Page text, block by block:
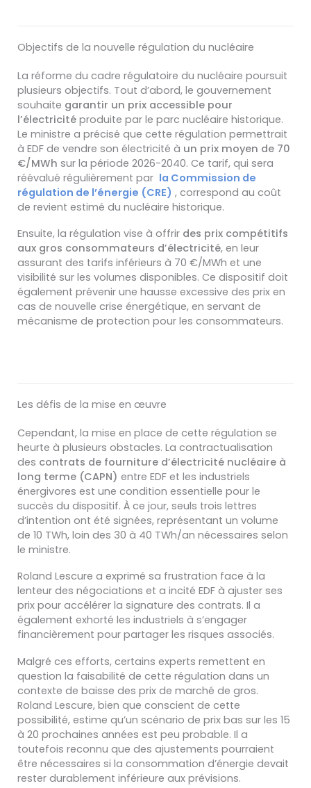
Objectifs de la nouvelle régulation du nucléaire
La réforme du cadre régulatoire du nucléaire poursuit
plusieurs objectifs. Tout d’abord, le gouvernement
souhaite garantir un prix accessible pour
l’électricité produite par le parc nucléaire historique.
Le ministre a précisé que cette régulation permettrait
à EDF de vendre son électricité à un prix moyen de 70
€/MWh sur la période 2026-2040. Ce tarif, qui sera
réévalué régulièrement par la Commission de
régulation de l’énergie (CRE) , correspond au coût
de revient estimé du nucléaire historique.
Ensuite, la régulation vise à offrir des prix compétitifs
aux gros consommateurs d’électricité, en leur
assurant des tarifs inférieurs à 70 €/MWh et une
visibilité sur les volumes disponibles. Ce dispositif doit
également prévenir une hausse excessive des prix en
cas de nouvelle crise énergétique, en servant de
mécanisme de protection pour les consommateurs.
Les défis de la mise en œuvre
Cependant, la mise en place de cette régulation se
heurte à plusieurs obstacles. La contractualisation
des contrats de fourniture d’électricité nucléaire à
long terme (CAPN) entre EDF et les industriels
énergivores est une condition essentielle pour le
succès du dispositif. À ce jour, seuls trois lettres
d’intention ont été signées, représentant un volume
de 10 TWh, loin des 30 à 40 TWh/an nécessaires selon
le ministre.
Roland Lescure a exprimé sa frustration face à la
lenteur des négociations et a incité EDF à ajuster ses
prix pour accélérer la signature des contrats. Il a
également exhorté les industriels à s’engager
financièrement pour partager les risques associés.
Malgré ces efforts, certains experts remettent en
question la faisabilité de cette régulation dans un
contexte de baisse des prix de marché de gros.
Roland Lescure, bien que conscient de cette
possibilité, estime qu’un scénario de prix bas sur les 15
à 20 prochaines années est peu probable. Il a
toutefois reconnu que des ajustements pourraient
être nécessaires si la consommation d’énergie devait
rester durablement inférieure aux prévisions.